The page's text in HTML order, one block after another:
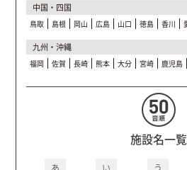
中国・四国
鳥取 島根 岡山 広島 山口 徳島 香川
九州・沖縄
福岡 佐賀 長崎 熊本 大分 宮崎 鹿児島
施設名一覧